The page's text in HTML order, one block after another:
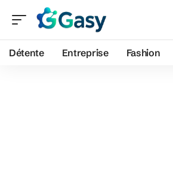
Détente Entreprise Fashion